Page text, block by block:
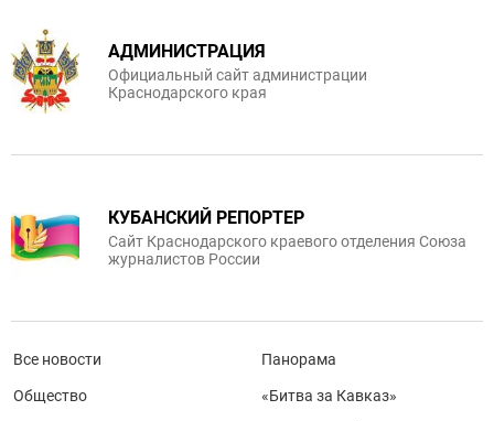
АДМИНИСТРАЦИЯ
Официальный сайт администрации
Краснодарского края
КУБАНСКИЙ РЕПОРТЕР
Сайт Краснодарского краевого отделения Союза
журналистов России
Все новости
Общество
Панорама
«Битва за Кавказ»